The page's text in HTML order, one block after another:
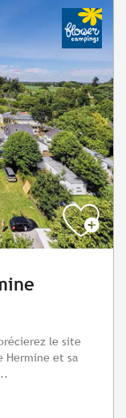
le site
Hermine et sa